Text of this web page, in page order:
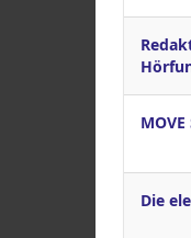
Die